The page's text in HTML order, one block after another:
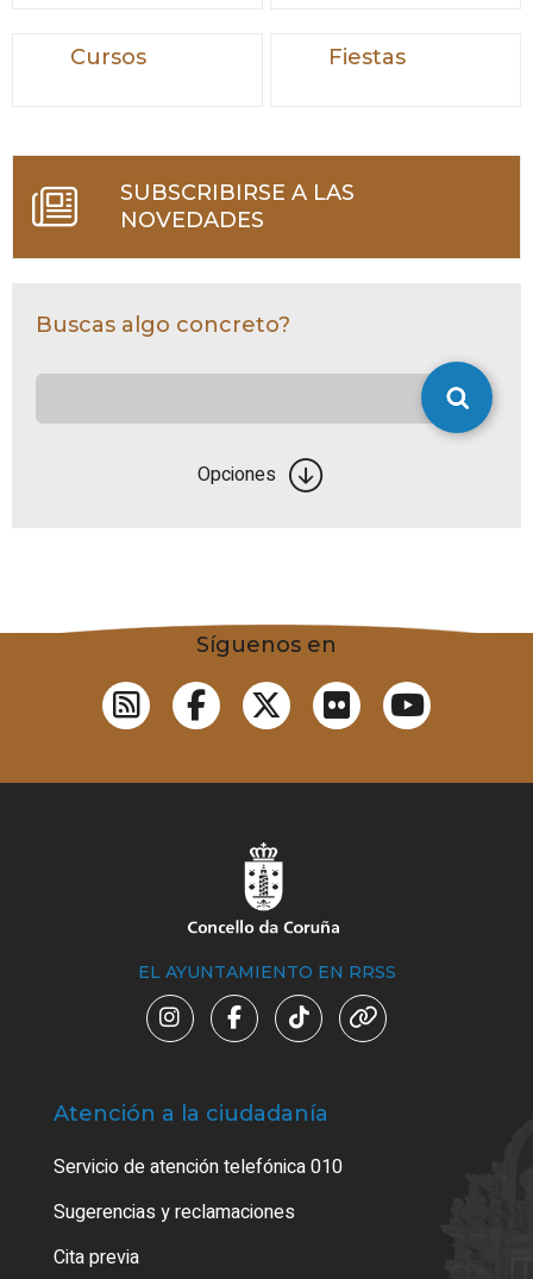
Cursos Fiestas
SUBSCRIBIRSE A LAS
NOVEDADES
Buscas algo concreto?
Opciones
Síguenos en
EL AYUNTAMIENTO EN RRSS
Atención a la ciudadanía
Servicio de atención telefónica 010
Sugerencias y reclamaciones
Cita previa